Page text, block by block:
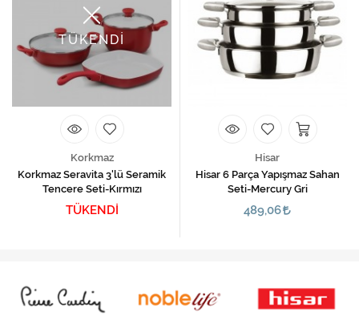
TÜKENDİ
Korkmaz
Korkmaz Seravita 3'lü Seramik
Tencere Seti-Kırmızı
TÜKENDİ
Hisar
Hisar 6 Parça Yapışmaz Sahan
Seti-Mercury Gri
489,06